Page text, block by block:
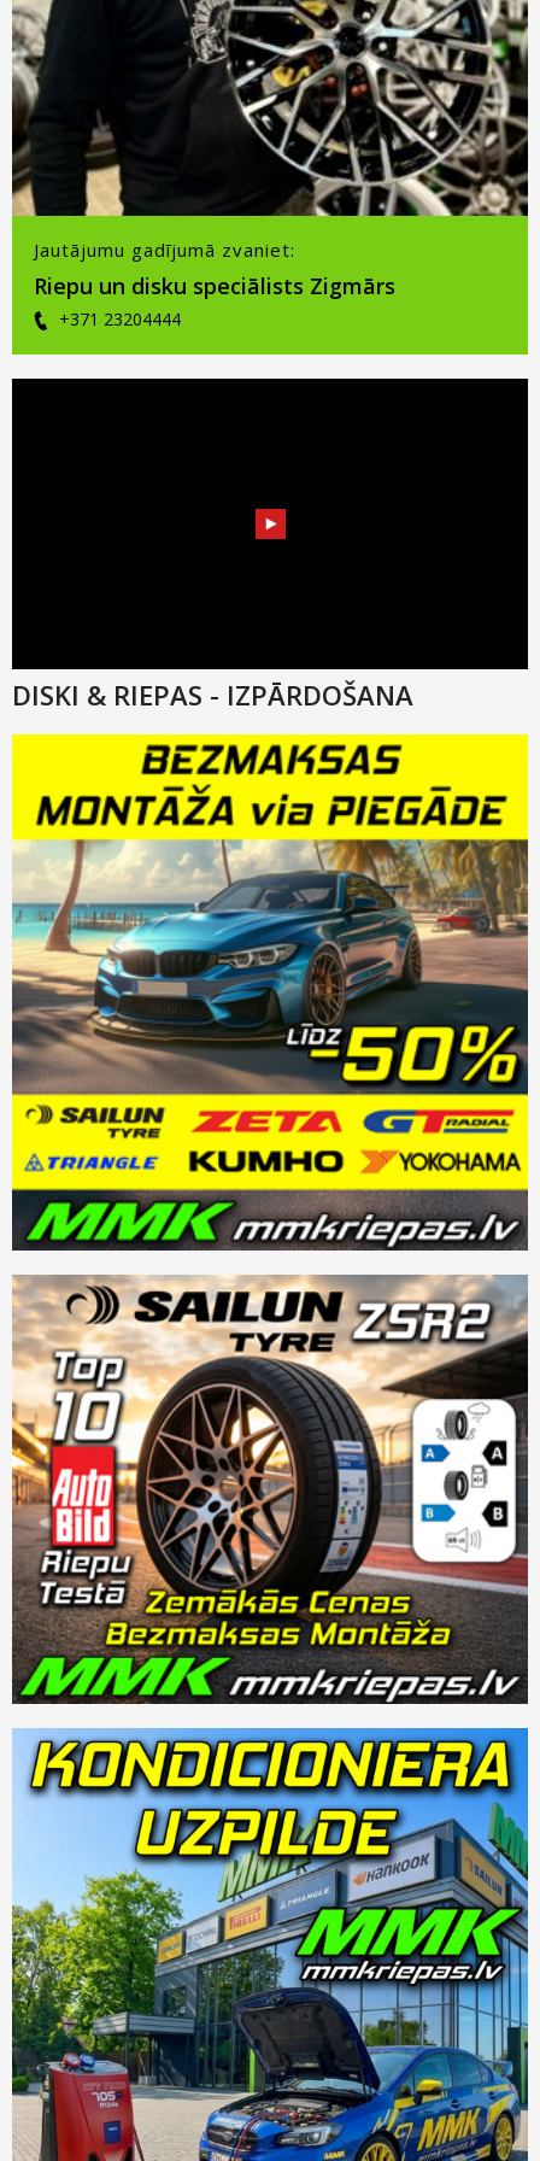
Jautājumu gadījumā zvaniet:
Riepu un disku speciālists Zigmārs
+371 23204444
DISKI & RIEPAS - IZPĀRDOŠANA